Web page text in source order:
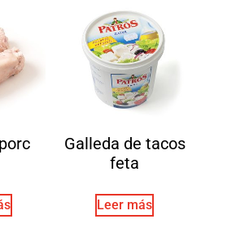
Galleda de tacos
feta
Leer más